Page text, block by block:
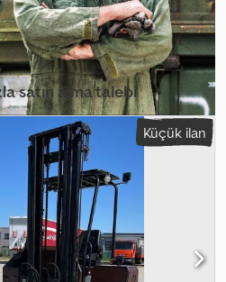
Bu ürün için finansman veya leasing
duyarız. Lütfen bizimle iletişime
satın alma talebi
seçin Küçük ilan